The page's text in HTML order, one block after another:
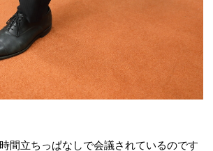
間立ちっぱなしで会議されているのです